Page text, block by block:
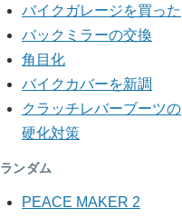
バイクガレージを買った
バックミラーの交換
角目化
バイクカバーを新調
クラッチレバーブーツの
硬化対策
ランダム
PEACE MAKER 2